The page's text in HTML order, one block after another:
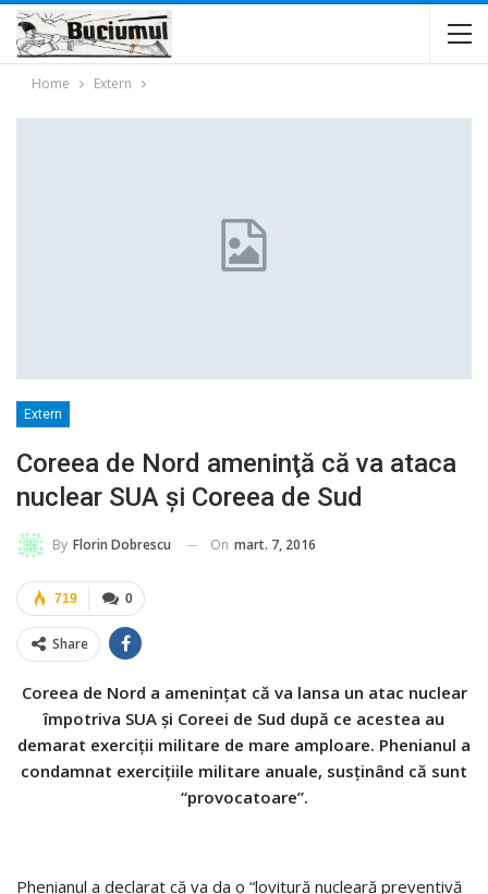
Home Extern
Extern
Coreea de Nord ameninţă că va ataca
nuclear SUA şi Coreea de Sud
By Florin Dobrescu On mart. 7, 2016
0
719
Share
Coreea de Nord a ameninţat că va lansa un atac nuclear
împotriva SUA şi Coreei de Sud după ce acestea au
demarat exerciţii militare de mare amploare. Phenianul a
condamnat exerciţiile militare anuale, susţinând că sunt
“provocatoare”.
Phenianul a declarat că va da o “lovitură nucleară preventivă